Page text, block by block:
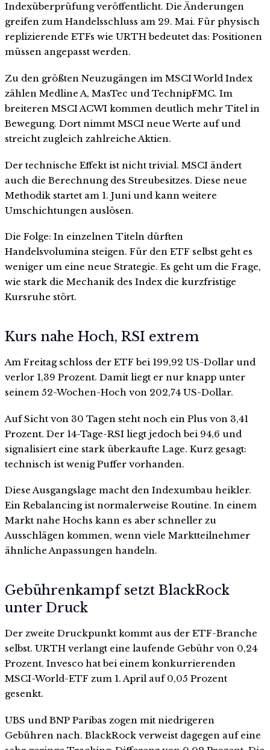
Indexüberprüfung veröffentlicht. Die Änderungen
greifen zum Handelsschluss am 29. Mai. Für physisch
replizierende ETFs wie URTH bedeutet das: Positionen
müssen angepasst werden.
Zu den größten Neuzugängen im MSCI World Index
zählen Medline A, MasTec und TechnipFMC. Im
breiteren MSCI ACWI kommen deutlich mehr Titel in
Bewegung. Dort nimmt MSCI neue Werte auf und
streicht zugleich zahlreiche Aktien.
Der technische Effekt ist nicht trivial. MSCI ändert
auch die Berechnung des Streubesitzes. Diese neue
Methodik startet am 1. Juni und kann weitere
Umschichtungen auslösen.
Die Folge: In einzelnen Titeln dürften
Handelsvolumina steigen. Für den ETF selbst geht es
weniger um eine neue Strategie. Es geht um die Frage,
wie stark die Mechanik des Index die kurzfristige
Kursruhe stört.
Kurs nahe Hoch, RSI extrem
Am Freitag schloss der ETF bei 199,92 US-Dollar und
verlor 1,39 Prozent. Damit liegt er nur knapp unter
seinem 52-Wochen-Hoch von 202,74 US-Dollar.
Auf Sicht von 30 Tagen steht noch ein Plus von 3,41
Prozent. Der 14-Tage-RSI liegt jedoch bei 94,6 und
signalisiert eine stark überkaufte Lage. Kurz gesagt:
technisch ist wenig Puffer vorhanden.
Diese Ausgangslage macht den Indexumbau heikler.
Ein Rebalancing ist normalerweise Routine. In einem
Markt nahe Hochs kann es aber schneller zu
Ausschlägen kommen, wenn viele Marktteilnehmer
ähnliche Anpassungen handeln.
Gebührenkampf setzt BlackRock
unter Druck
Der zweite Druckpunkt kommt aus der ETF-Branche
selbst. URTH verlangt eine laufende Gebühr von 0,24
Prozent. Invesco hat bei einem konkurrierenden
MSCI-World-ETF zum 1. April auf 0,05 Prozent
gesenkt.
UBS und BNP Paribas zogen mit niedrigeren
Gebühren nach. BlackRock verweist dagegen auf eine